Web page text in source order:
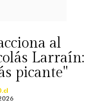
al
Larraín:
picante"